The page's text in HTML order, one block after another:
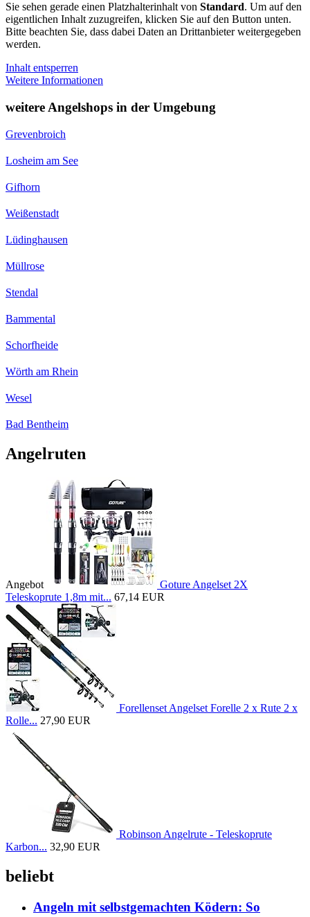
Sie sehen gerade einen Platzhalterinhalt von Standard. Um auf den
eigentlichen Inhalt zuzugreifen, klicken Sie auf den Button unten.
Bitte beachten Sie, dass dabei Daten an Drittanbieter weitergegeben
werden.
Inhalt entsperren
Weitere Informationen
weitere Angelshops in der Umgebung
Grevenbroich
Losheim am See
Gifhorn
Weißenstadt
Lüdinghausen
Müllrose
Stendal
Bammental
Schorfheide
Wörth am Rhein
Wesel
Bad Bentheim
Angelruten
Angebot
Goture Angelset 2X
Teleskoprute 1,8m mit... 67,14 EUR
Forellenset Angelset Forelle 2 x Rute 2 x
Rolle... 27,90 EUR
Robinson Angelrute - Teleskoprute
Karbon... 32,90 EUR
beliebt
Angeln mit selbstgemachten Ködern: So